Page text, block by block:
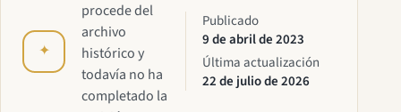
✦
procede del
archivo
histórico y
todavía no ha
completado la
Publicado
9 de abril de 2023
Última actualización
22 de julio de 2026